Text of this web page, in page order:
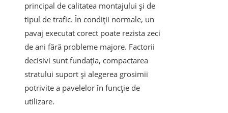
principal de calitatea montajului și de
tipul de trafic. În condiții normale, un
pavaj executat corect poate rezista zeci
de ani fără probleme majore. Factorii
decisivi sunt fundația, compactarea
stratului suport și alegerea grosimii
potrivite a pavelelor în funcție de
utilizare.